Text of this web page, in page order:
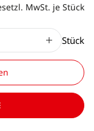
MwSt. je Stück
Stück